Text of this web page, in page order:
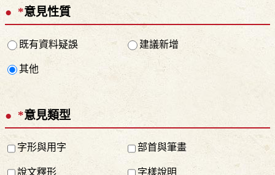
*意見性質
既有資料疑誤 建議新增
其他
*意見類型
字形與用字 部首與筆畫
說文釋形 字樣說明